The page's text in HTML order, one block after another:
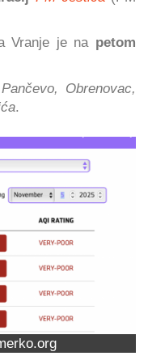
Vranje je na petom
Pančevo, Obrenovac,
.